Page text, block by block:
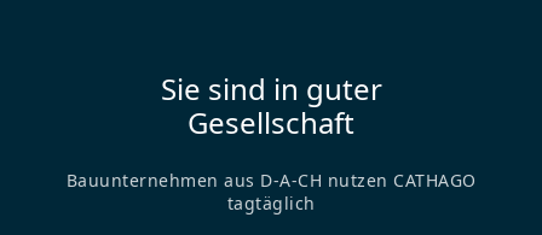
Sie sind in guter
Gesellschaft
Bauunternehmen aus D-A-CH nutzen CATHAGO
tagtäglich